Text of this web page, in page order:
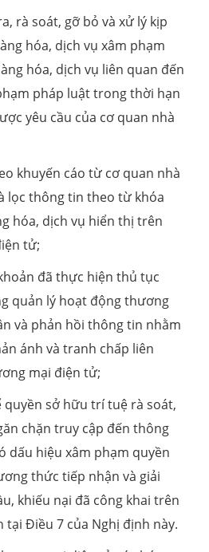
rà soát, gỡ bỏ và xử lý kịp
hóa, dịch vụ xâm phạm
hóa, dịch vụ liên quan đến
pháp luật trong thời hạn
yêu cầu của cơ quan nhà
khuyến cáo từ cơ quan nhà
lọc thông tin theo từ khóa
hóa, dịch vụ hiển thị trên
tử;
đã thực hiện thủ tục
quản lý hoạt động thương
và phản hồi thông tin nhằm
ánh và tranh chấp liên
mại điện tử;
quyền sở hữu trí tuệ rà soát,
chặn truy cập đến thông
dấu hiệu xâm phạm quyền
thức tiếp nhận và giải
khiếu nại đã công khai trên
Điều 7 của Nghị định này.